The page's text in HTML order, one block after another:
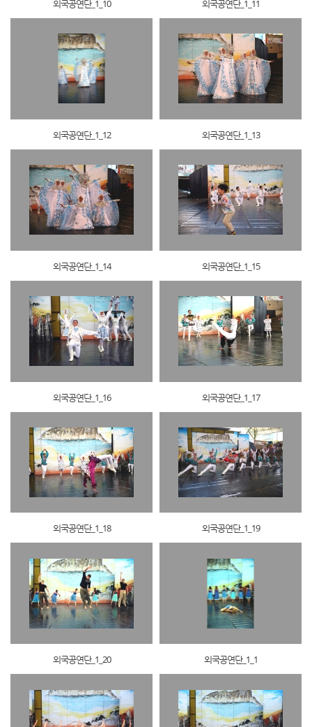
외국공연단_1_10 외국공연단_1_11
외국공연단_1_12 외국공연단_1_13
외국공연단_1_14 외국공연단_1_15
외국공연단_1_16 외국공연단_1_17
외국공연단_1_18 외국공연단_1_19
외국공연단_1_20 외국공연단_1_1